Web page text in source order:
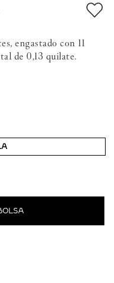
engastado con 11
de 0,13 quilate.